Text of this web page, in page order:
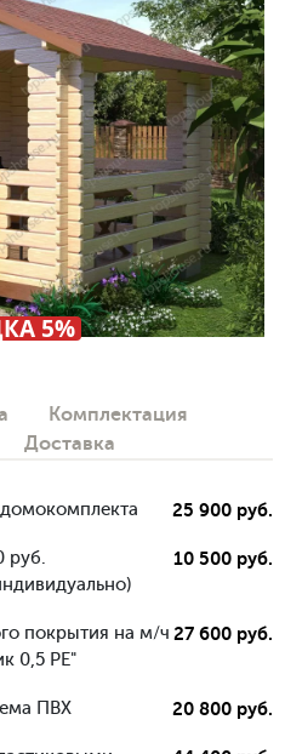
5%
Комплектация
Доставка
25 900 руб.
руб.
10 500 руб.
покрытия на м/ч
0,5 РЕ"
27 600 руб.
ПВХ 20 800 руб.